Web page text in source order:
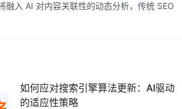
入 AI 对内容关联性的动态分析，传统 SEO
如何应对搜索引擎算法更新：AI驱动
的适应性策略